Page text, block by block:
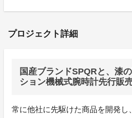
プロジェクト詳細
国産ブランドSPQRと、漆
ション機械式腕時計先行販
常に他社に先駆けた商品を開発し